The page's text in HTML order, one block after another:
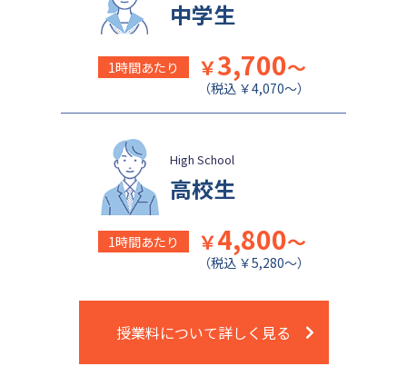
中学生
1時間あたり ￥3,700～
（税込 ￥4,070～）
High School
高校生
1時間あたり ￥4,800～
（税込 ￥5,280～）
授業料について詳しく見る